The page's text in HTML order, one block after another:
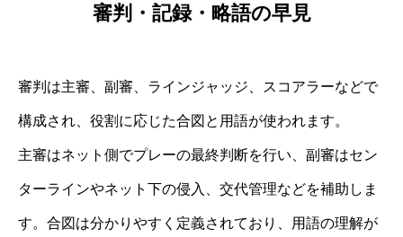
審判・記録・略語の早見
審判は主審、副審、ラインジャッジ、スコアラーなどで
構成され、役割に応じた合図と用語が使われます。
主審はネット側でプレーの最終判断を行い、副審はセン
ターラインやネット下の侵入、交代管理などを補助しま
す。合図は分かりやすく定義されており、用語の理解が